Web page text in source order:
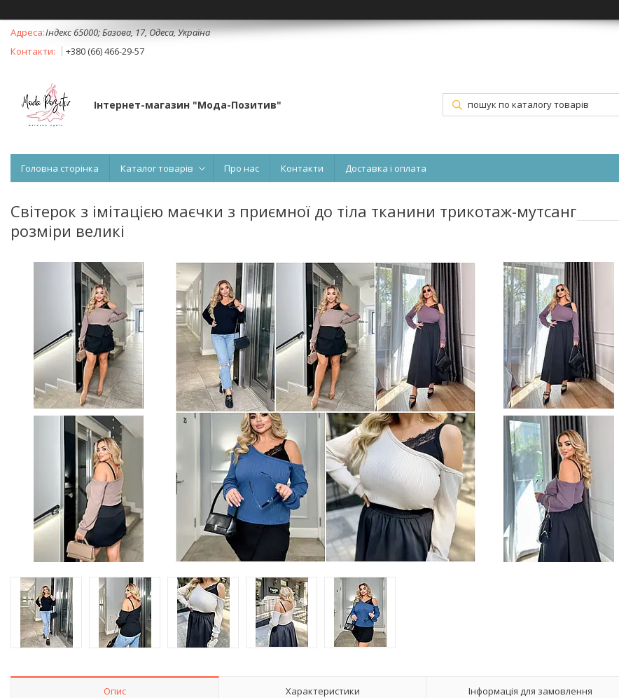
Індекс 65000; Базова, 17, Одеса, Україна
+380 (66) 466-29-57
Інтернет-магазин "Мода-Позитив"
Головна сторінка Каталог товарів Про нас Контакти Доставка і оплата
Світерок з імітацією маєчки з приємної до тіла тканини трикотаж-мутсанг
розміри великі
Опис Характеристики Інформація для замовлення